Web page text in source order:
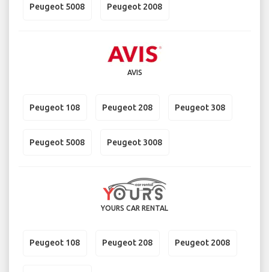
Peugeot 5008 Peugeot 2008
AVIS
Peugeot 108 Peugeot 208 Peugeot 308
Peugeot 5008 Peugeot 3008
YOURS CAR RENTAL
Peugeot 108 Peugeot 208 Peugeot 2008